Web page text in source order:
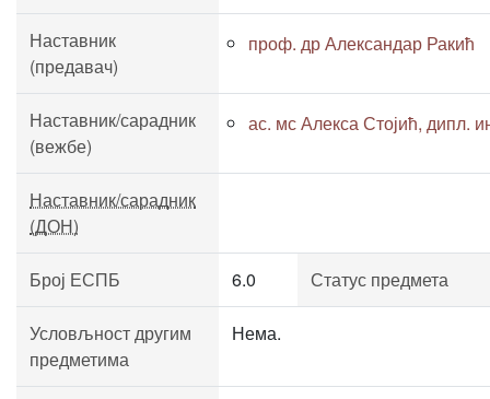
Наставник
(предавач)
проф. др Александар Ракић
Наставник/сарадник
(вежбе)
ас. мс Алекса Стојић, дипл.
Наставник/сарадник
(ДОН)
Број ЕСПБ 6.0 Статус предмета
Условљност другим
предметима
Нема.